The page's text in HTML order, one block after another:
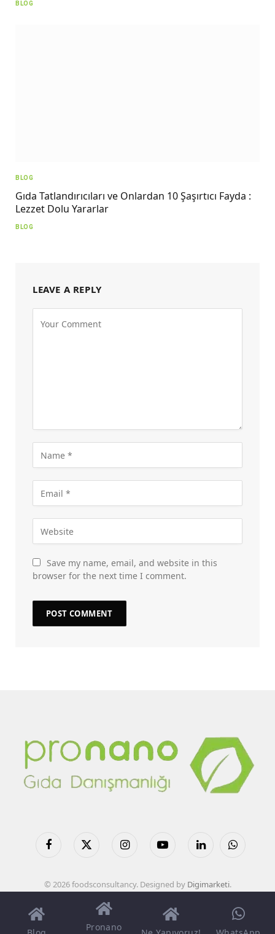
BLOG
BLOG
Gıda Tatlandırıcıları ve Onlardan 10 Şaşırtıcı Fayda :
Lezzet Dolu Yararlar
BLOG
LEAVE A REPLY
Save my name, email, and website in this
browser for the next time I comment.
Facebook X
InstagramYouTube LinkedInWhatsApp
© 2026 foodsconsultancy. Designed by Digimarketi.
Pronano